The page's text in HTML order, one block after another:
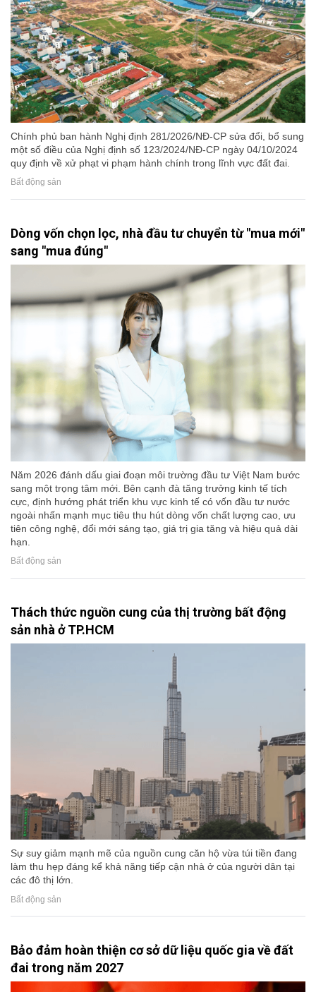
Chính phủ ban hành Nghị định 281/2026/NĐ-CP sửa đổi, bổ sung
một số điều của Nghị định số 123/2024/NĐ-CP ngày 04/10/2024
quy định về xử phạt vi phạm hành chính trong lĩnh vực đất đai.
Bất động sản
Dòng vốn chọn lọc, nhà đầu tư chuyển từ "mua mới"
sang "mua đúng"
Năm 2026 đánh dấu giai đoạn môi trường đầu tư Việt Nam bước
sang một trọng tâm mới. Bên cạnh đà tăng trưởng kinh tế tích
cực, định hướng phát triển khu vực kinh tế có vốn đầu tư nước
ngoài nhấn mạnh mục tiêu thu hút dòng vốn chất lượng cao, ưu
tiên công nghệ, đổi mới sáng tạo, giá trị gia tăng và hiệu quả dài
hạn.
Bất động sản
Thách thức nguồn cung của thị trường bất động
sản nhà ở TP.HCM
Sự suy giảm mạnh mẽ của nguồn cung căn hộ vừa túi tiền đang
làm thu hẹp đáng kể khả năng tiếp cận nhà ở của người dân tại
các đô thị lớn.
Bất động sản
Bảo đảm hoàn thiện cơ sở dữ liệu quốc gia về đất
đai trong năm 2027